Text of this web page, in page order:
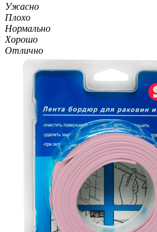
Ужасно
Плохо
Нормально
Хорошо
Отлично